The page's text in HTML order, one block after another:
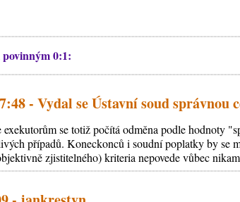
0:1:
- Vydal se Ústavní soud správnou
se totiž počítá odměna podle hodnoty
případů. Koneckonců i soudní poplatky by se
zjistitelného) kriteria nepovede vůbec